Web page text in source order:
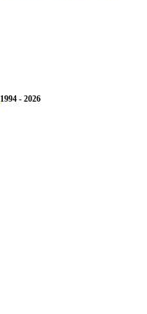
1994 - 2026